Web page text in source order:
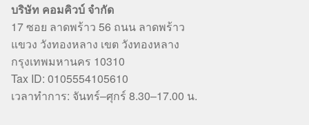
บริษัท คอมคิวบ์ จำกัด
17 ซอย ลาดพร้าว 56 ถนน ลาดพร้าว
แขวง วังทองหลาง เขต วังทองหลาง
กรุงเทพมหานคร 10310
Tax ID: 0105554105610
เวลาทำการ: จันทร์–ศุกร์ 8.30–17.00 น.